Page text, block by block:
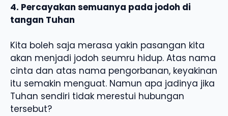
4. Percayakan semuanya pada jodoh di
tangan Tuhan
Kita boleh saja merasa yakin pasangan kita
akan menjadi jodoh seumru hidup. Atas nama
cinta dan atas nama pengorbanan, keyakinan
itu semakin menguat. Namun apa jadinya jika
Tuhan sendiri tidak merestui hubungan
tersebut?